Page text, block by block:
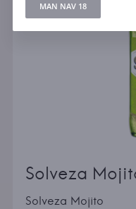
Solveza
Solveza Mojito
MAN NAV 18